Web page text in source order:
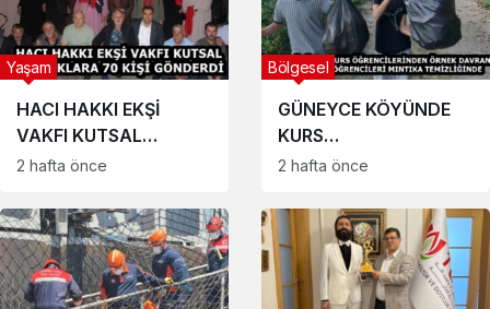
HACI HAKKI EKŞİ
VAKFI KUTSAL
TOPRAKLARA 70 KİŞİ
Yaşam
2 hafta önce
GÜNEYCE KÖYÜNDE
KURS
ÖĞRENCİLERİNDEN
KUR’AN KURSU
ÖĞRENCİLERİ MINTIKA
TEMİZLİĞİNDE
Bölgesel
2 hafta önce